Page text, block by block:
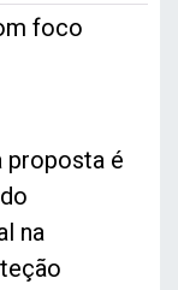
foco
proposta é
na